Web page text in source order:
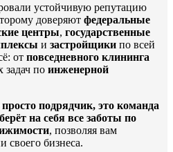
устойчивую репутацию
доверяют федеральные
центры, государственные
и застройщики по всей
от повседневного клининга
по инженерной
подрядчик, это команда
на себя все заботы по
, позволяя вам
своего бизнеса.